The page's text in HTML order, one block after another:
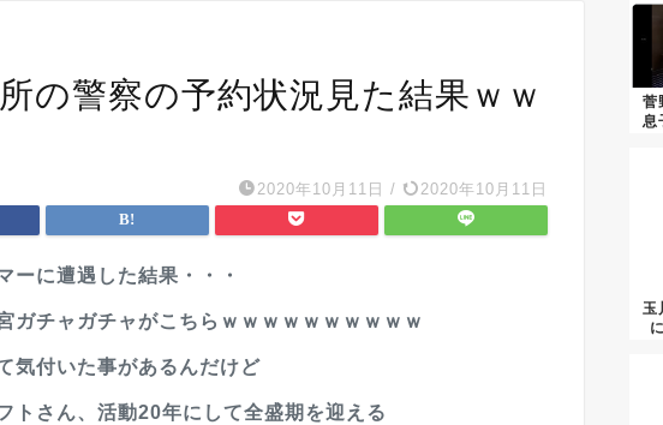
の警察の予約状況見た結果ｗｗ
2020年10月11日 / 2020年10月11日
ーに遭遇した結果・・・
ガチャガチャがこちらｗｗｗｗｗｗｗｗｗｗ
気付いた事があるんだけど
トさん、活動20年にして全盛期を迎える
菅
息
玉